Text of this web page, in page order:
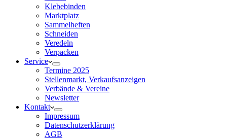
Klebebinden
Marktplatz
Sammelheften
Schneiden
Veredeln
Verpacken
Service
Termine 2025
Stellenmarkt, Verkaufsanzeigen
Verbände & Vereine
Newsletter
Kontakt
Impressum
Datenschutzerklärung
AGB